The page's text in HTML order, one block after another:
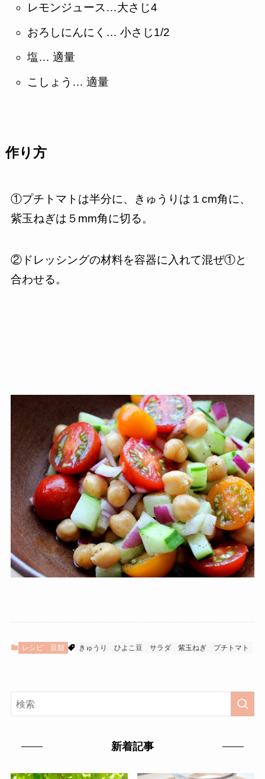
レモンジュース…大さじ4
おろしにんにく… 小さじ1/2
塩… 適量
こしょう… 適量
作り方
①プチトマトは半分に、きゅうりは１cm角に、
紫玉ねぎは５mm角に切る。
②ドレッシングの材料を容器に入れて混ぜ①と
合わせる。
レシピ 豆類 きゅうり ひよこ豆 サラダ 紫玉ねぎ プチトマト
新着記事